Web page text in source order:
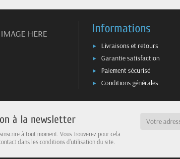
Informations
Livraisons et retours
Garantie satisfaction
Paiement sécurisé
Conditions générales
à la newsletter
à tout moment. Vous trouverez pour cela
dans les conditions d'utilisation du site.